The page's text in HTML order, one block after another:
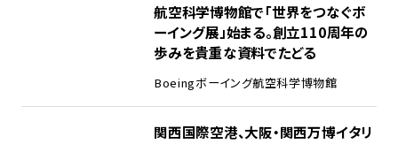
航空科学博物館で「世界をつなぐボ
ーイング展」始まる。創立110周年の
歩みを貴重な資料でたどる
Boeingボーイング航空科学博物館
関西国際空港、大阪・関西万博イタリ